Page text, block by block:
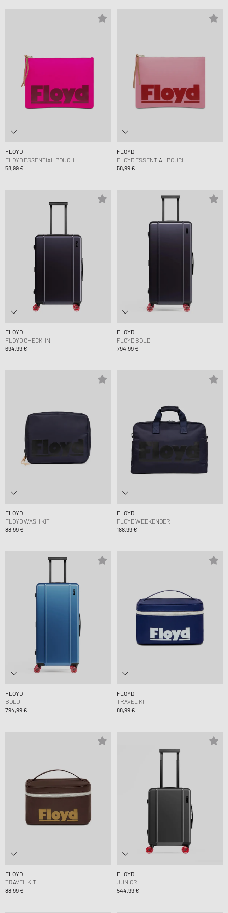
FLOYD
FLOYD ESSENTIAL POUCH
58,99 €
FLOYD
FLOYD ESSENTIAL POUCH
58,99 €
FLOYD
FLOYD CHECK-IN
694,99 €
FLOYD
FLOYD BOLD
794,99 €
FLOYD
FLOYD WASH KIT
88,99 €
FLOYD
FLOYD WEEKENDER
188,99 €
FLOYD
BOLD
794,99 €
FLOYD
TRAVEL KIT
88,99 €
FLOYD
TRAVEL KIT
88,99 €
FLOYD
JUNIOR
544,99 €